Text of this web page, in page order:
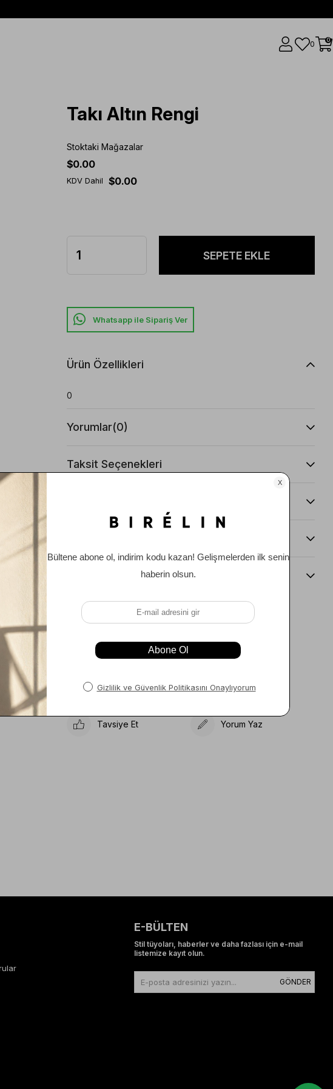
0 0
Takı Altın Rengi
Stoktaki Mağazalar
$0.00
KDV Dahil $0.00
Whatsapp ile Sipariş Ver
Ürün Özellikleri
0
Yorumlar(0)
Taksit Seçenekleri
Beden Kılavuzu
Telefonla Sipariş Favorilere Ekle
Koleksiyona Ekle Karşılaştır
Fiyat Düşünce Haber
Tavsiye Et Yorum Yaz
E-BÜLTEN
Stil tüyoları, haberler ve daha fazlası için e-mail
listemize kayıt olun.
GÖNDER